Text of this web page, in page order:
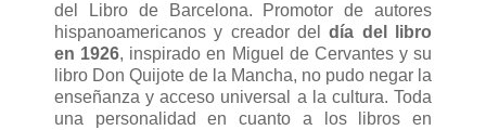
del Libro de Barcelona. Promotor de autores
hispanoamericanos y creador deldía del libro
en 1926, inspirado en Miguel de Cervantes y su
libro Don Quijote de la Mancha, no pudo negar la
enseñanza y acceso universal a la cultura. Toda
una personalidad en cuanto a los libros en